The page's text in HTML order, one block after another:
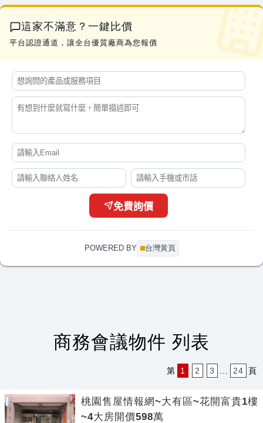
這家不滿意？一鍵比價
平台認證通道，讓全台優質廠商為您報價
免費詢價
POWERED BY 台灣黃頁
商務會議物件 列表
第 1 2 3 24 頁
桃園售屋情報網~大有區~花開富貴1樓
~4大房開價598萬